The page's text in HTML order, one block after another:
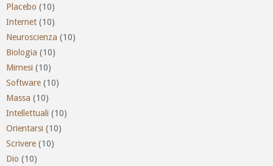
Placebo (10)
Internet (10)
Neuroscienza (10)
Biologia (10)
Mimesi (10)
Software (10)
Massa (10)
Intellettuali (10)
Orientarsi (10)
Scrivere (10)
Dio (10)